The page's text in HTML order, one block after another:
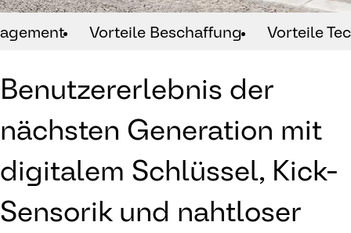
Vorteile Beschaffung Vorteile
Benutzererlebnis der
nächsten Generation mit
digitalem Schlüssel, Kick-
Sensorik und nahtloser